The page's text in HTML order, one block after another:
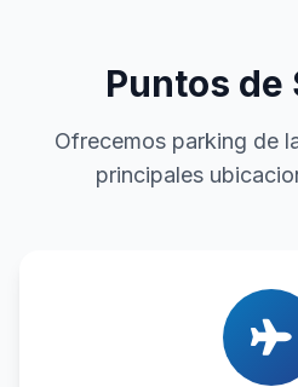
Puntos de
Ofrecemos parking de
principales